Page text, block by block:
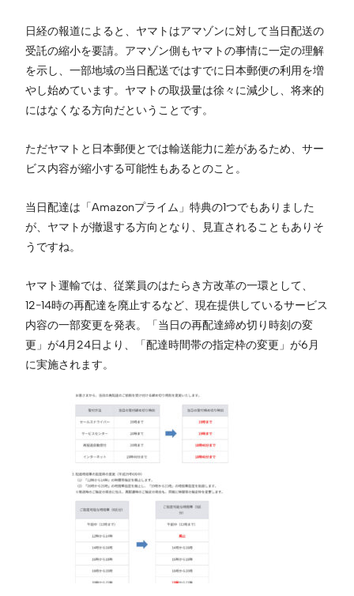
日経の報道によると、ヤマトはアマゾンに対して当日配送の
受託の縮小を要請。アマゾン側もヤマトの事情に一定の理解
を示し、一部地域の当日配送ではすでに日本郵便の利用を増
やし始めています。ヤマトの取扱量は徐々に減少し、将来的
にはなくなる方向だということです。
ただヤマトと日本郵便とでは輸送能力に差があるため、サー
ビス内容が縮小する可能性もあるとのこと。
当日配達は「Amazonプライム」特典の1つでもありました
が、ヤマトが撤退する方向となり、見直されることもありそ
うですね。
ヤマト運輸では、従業員のはたらき方改革の一環として、
12−14時の再配達を廃止するなど、現在提供しているサービス
内容の一部変更を発表。「当日の再配達締め切り時刻の変
更」が4月24日より、「配達時間帯の指定枠の変更」が6月
に実施されます。